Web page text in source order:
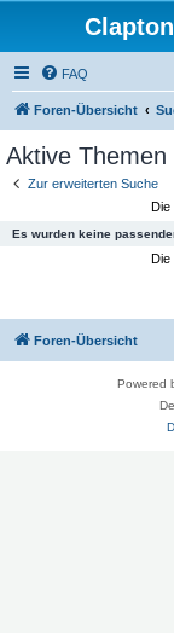
FAQ
Foren-Übersicht
Aktive Themen
Zur erweiterten Suche
Die
Es wurden keine
Die
Foren-Übersicht
Powered